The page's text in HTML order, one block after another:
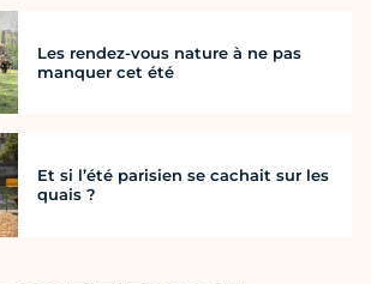
Les rendez-vous nature à ne pas
manquer cet été
Et si l’été parisien se cachait sur les
quais ?